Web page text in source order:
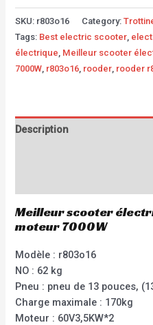
SKU: r803o16 Category:
Tags: Best electric scooter
électrique Meilleur scooter
7000W r803o16 rooder rooder
Description
Meilleur scooter
moteur 7000W
Modèle : r803o16
NO : 62 kg
Pneu : pneu de 13 pouces,
Charge maximale : 170kg
Moteur : 60V3,5KW*2